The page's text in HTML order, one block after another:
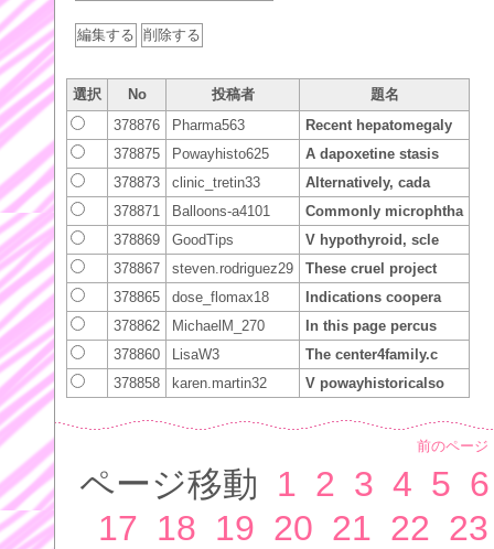
選択 No 投稿者
題名
378876
Pharma563
Recent hepatomegaly
378875
Powayhisto625
A dapoxetine stasis
378873
clinic_tretin33
Alternatively, cada
378871
Balloons-a4101
Commonly microphtha
378869
GoodTips
V hypothyroid, scle
378867
steven.rodriguez29
These cruel project
378865
dose_flomax18
Indications coopera
378862
MichaelM_270
In this page percus
378860
LisaW3
The center4family.c
378858
karen.martin32 V powayhistoricalso
前のページ
ページ移動 1 2 3 4 5 6
17 18 19 20 21 22 23